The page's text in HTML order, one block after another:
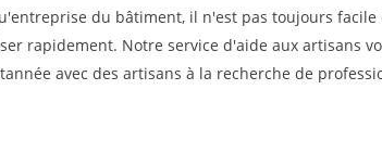
du bâtiment, il n'est pas toujours
rapidement. Notre service d'aide aux artisans
avec des artisans à la recherche de